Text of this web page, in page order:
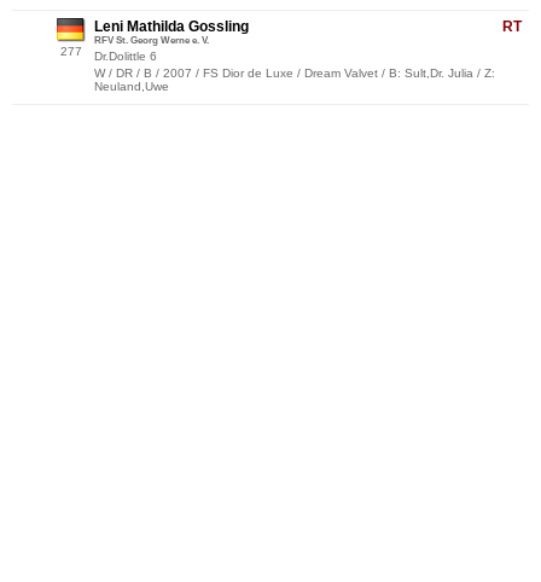
277
RT
Leni Mathilda Gossling
RFV St. Georg Werne e. V.
Dr.Dolittle 6
W / DR / B / 2007 / FS Dior de Luxe / Dream Valvet / B: Sult,Dr. Julia / Z:
Neuland,Uwe